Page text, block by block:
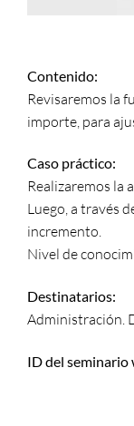
Contenido:
Revisaremos la
importe, para
Caso práctico:
Realizaremos la
Luego, a través
incremento.
Nivel de
Destinatarios:
Administración.
ID del seminario